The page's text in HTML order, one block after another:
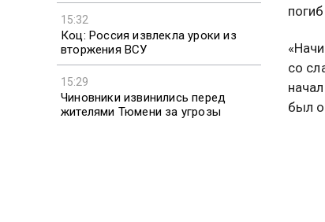
15:32
Коц: Россия извлекла уроки из
вторжения ВСУ
15:29
Чиновники извинились перед
жителями Тюмени за угрозы
со
был